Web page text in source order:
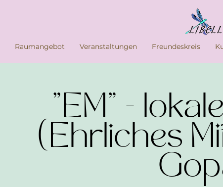
Raumangebot Veranstaltungen Freundeskreis
"EM" -
(Ehrliches